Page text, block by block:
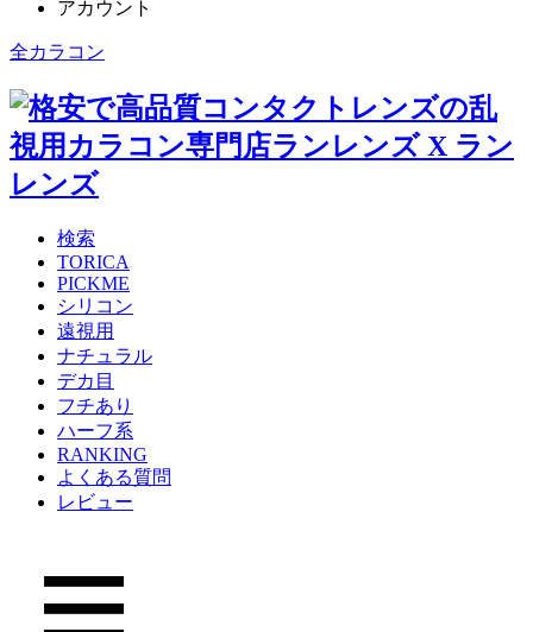
アカウント
全カラコン
検索
TORICA
PICKME
シリコン
遠視用
ナチュラル
デカ目
フチあり
ハーフ系
RANKING
よくある質問
レビュー